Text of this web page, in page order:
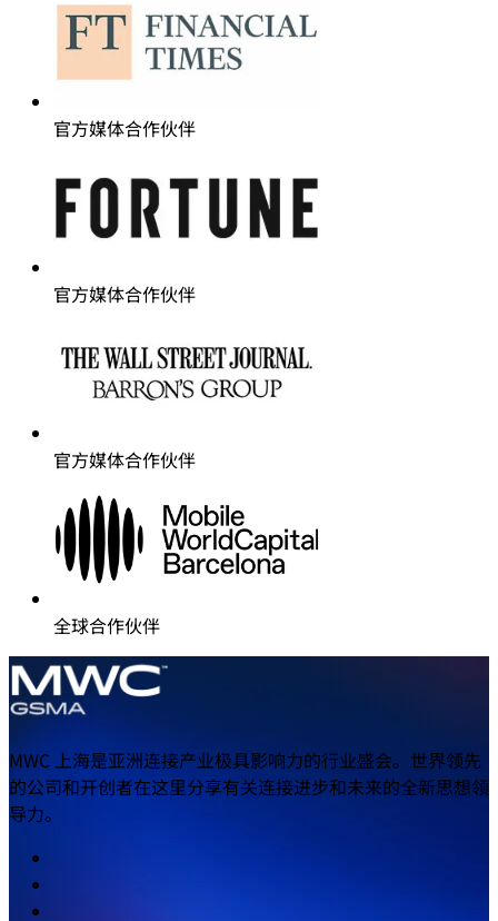
官方媒体合作伙伴
官方媒体合作伙伴
官方媒体合作伙伴
全球合作伙伴
MWC 上海是亚洲连接产业极具影响力的行业盛会。世界领先
的公司和开创者在这里分享有关连接进步和未来的全新思想领
导力。